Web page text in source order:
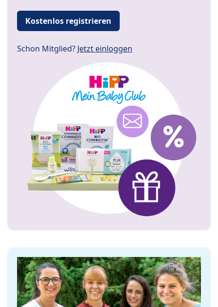
Kostenlos registrieren
Schon Mitglied? Jetzt einloggen